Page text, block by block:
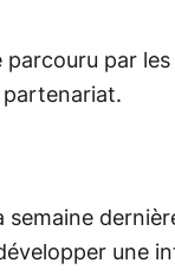
par
semaine
une